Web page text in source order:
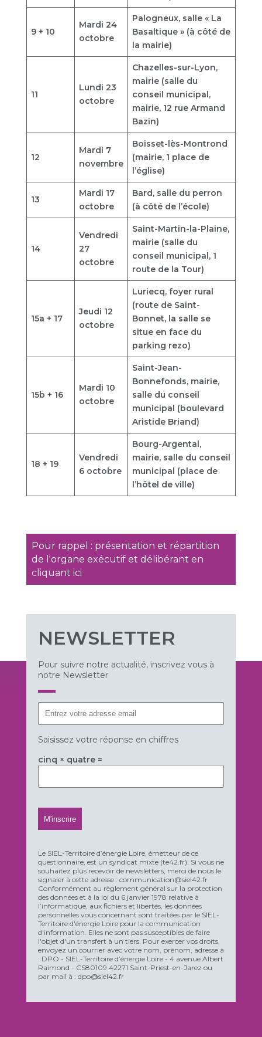
9 + 10
Mardi 24
octobre
Palogneux, salle « La
Basaltique » (à côté de
la mairie)
11
Lundi 23
octobre
Chazelles-sur-Lyon,
mairie (salle du
conseil municipal,
mairie, 12 rue Armand
Bazin)
12
Mardi 7
novembre
Boisset-lès-Montrond
(mairie, 1 place de
l’église)
13
Mardi 17
octobre
Bard, salle du perron
(à côté de l’école)
14
Vendredi
27
octobre
Saint-Martin-la-Plaine,
mairie (salle du
conseil municipal, 1
route de la Tour)
15a + 17
Jeudi 12
octobre
Luriecq, foyer rural
(route de Saint-
Bonnet, la salle se
situe en face du
parking rezo)
15b + 16
Mardi 10
octobre
Saint-Jean-
Bonnefonds, mairie,
salle du conseil
municipal (boulevard
Aristide Briand)
18 + 19
Vendredi
6 octobre
Bourg-Argental,
mairie, salle du conseil
municipal (place de
l’hôtel de ville)
Pour rappel : présentation et répartition
de l'organe exécutif et délibérant en
cliquant ici
NEWSLETTER
Pour suivre notre actualité, inscrivez vous à
notre Newsletter
Saisissez votre réponse en chiffres
cinq × quatre =
Le SIEL-Territoire d’énergie Loire, émetteur de ce
questionnaire, est un syndicat mixte (te42.fr). Si vous ne
souhaitez plus recevoir de newsletters, merci de nous le
signaler à cette adresse : communication@siel42.fr
Conformément au règlement général sur la protection
des données et à la loi du 6 janvier 1978 relative à
l’informatique, aux fichiers et libertés, les données
personnelles vous concernant sont traitées par le SIEL-
Territoire d'énergie Loire pour la communication
d'information. Elles ne sont pas susceptibles de faire
l'objet d'un transfert à un tiers. Pour exercer vos droits,
envoyez un courrier avec votre nom, prénom, adresse à
: DPO - SIEL-Territoire d’énergie Loire - 4 avenue Albert
Raimond - CS80109 42271 Saint-Priest-en-Jarez ou
par mail à : dpo@siel42.fr